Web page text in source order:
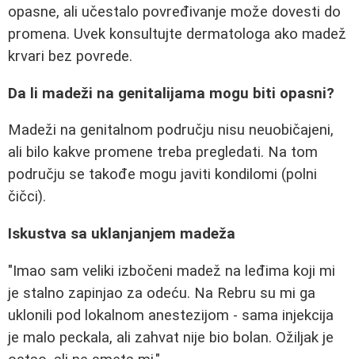
opasne, ali učestalo povređivanje može dovesti do
promena. Uvek konsultujte dermatologa ako madež
krvari bez povrede.
Da li madeži na genitalijama mogu biti opasni?
Madeži na genitalnom području nisu neuobičajeni,
ali bilo kakve promene treba pregledati. Na tom
području se takođe mogu javiti kondilomi (polni
čičci).
Iskustva sa uklanjanjem madeža
"Imao sam veliki izbočeni madež na leđima koji mi
je stalno zapinjao za odeću. Na Rebru su mi ga
uklonili pod lokalnom anestezijom - sama injekcija
je malo peckala, ali zahvat nije bio bolan. Ožiljak je